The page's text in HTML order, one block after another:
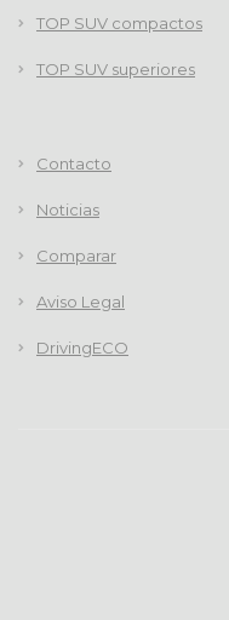
TOP SUV compactos
TOP SUV superiores
Contacto
Noticias
Comparar
Aviso Legal
DrivingECO